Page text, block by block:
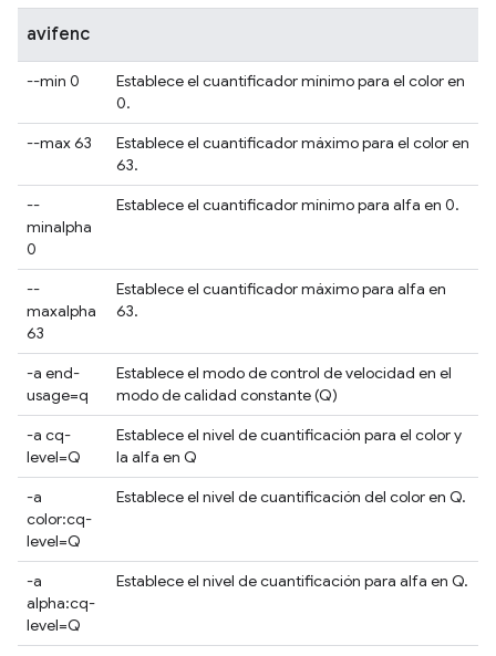
avifenc
--min 0
Establece el cuantificador mínimo para el color en
0.
--max 63
Establece el cuantificador máximo para el color en
63.
--
minalpha
0
Establece el cuantificador mínimo para alfa en 0.
--
maxalpha
63
Establece el cuantificador máximo para alfa en
63.
-a end-
usage=q
Establece el modo de control de velocidad en el
modo de calidad constante (Q)
-a cq-
level=Q
Establece el nivel de cuantificación para el color y
la alfa en Q
-a
color:cq-
level=Q
Establece el nivel de cuantificación del color en Q.
-a
alpha:cq-
level=Q
Establece el nivel de cuantificación para alfa en Q.